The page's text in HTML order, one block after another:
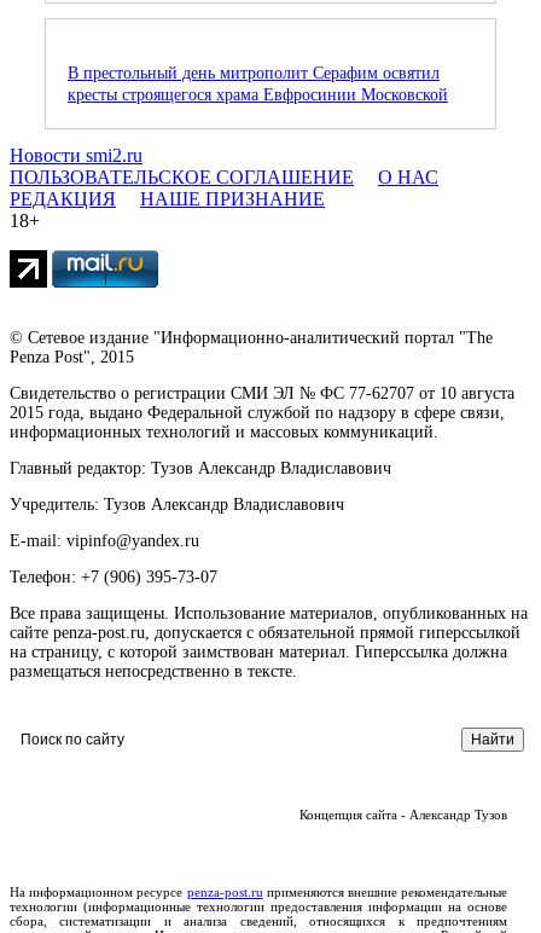
В престольный день митрополит Серафим освятил
кресты строящегося храма Евфросинии Московской
Новости smi2.ru
ПОЛЬЗОВАТЕЛЬСКОЕ СОГЛАШЕНИЕ
О НАС
РЕДАКЦИЯ
НАШЕ ПРИЗНАНИЕ
18+
© Сетевое издание "Информационно-аналитический портал "The
Penza Post", 2015
Свидетельство о регистрации СМИ ЭЛ № ФС 77-62707 от 10 августа
2015 года, выдано Федеральной службой по надзору в сфере связи,
информационных технологий и массовых коммуникаций.
Главный редактор: Тузов Александр Владиславович
Учредитель: Тузов Александр Владиславович
E-mail: vipinfo@yandex.ru
Телефон: +7 (906) 395-73-07
Все права защищены. Использование материалов, опубликованных на
сайте penza-post.ru, допускается с обязательной прямой гиперссылкой
на страницу, с которой заимствован материал. Гиперссылка должна
размещаться непосредственно в тексте.
Концепция сайта - Александр Тузов
На информационном ресурсе penza-post.ru применяются внешние рекомендательные
технологии (информационные технологии предоставления информации на основе
сбора, систематизации и анализа сведений, относящихся к предпочтениям